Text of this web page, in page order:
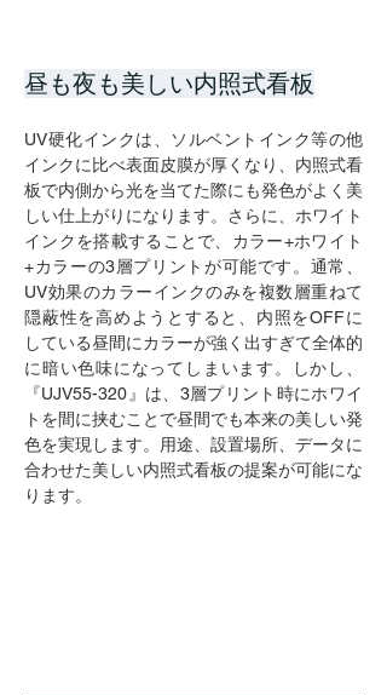
昼も夜も美しい内照式看板
UV硬化インクは、ソルベントインク等の他
インクに比べ表面皮膜が厚くなり、内照式看
板で内側から光を当てた際にも発色がよく美
しい仕上がりになります。さらに、ホワイト
インクを搭載することで、カラー+ホワイト
+カラーの3層プリントが可能です。通常、
UV効果のカラーインクのみを複数層重ねて
隠蔽性を高めようとすると、内照をOFFに
している昼間にカラーが強く出すぎて全体的
に暗い色味になってしまいます。しかし、
『UJV55-320』は、3層プリント時にホワイ
トを間に挟むことで昼間でも本来の美しい発
色を実現します。用途、設置場所、データに
合わせた美しい内照式看板の提案が可能にな
ります。